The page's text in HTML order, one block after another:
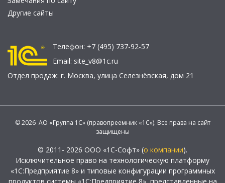
Другие сайты
Телефон: +7 (495) 737-92-57
Email: site_v8@1c.ru
Отдел продаж: г. Москва, улица Селезнёвская, дом 21
© 2026 АО «Группа 1С» (правопреемник «1С»). Все права на сайт
защищены
© 2011- 2026 ООО «1С-Софт» (о компании).
Исключительное право на технологическую платформу
«1С:Предприятие 8» и типовые конфигурации программных